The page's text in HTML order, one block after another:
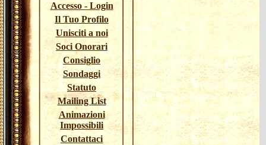
Accesso - Login
Il Tuo Profilo
Unisciti a noi
Soci Onorari
Consiglio
Sondaggi
Statuto
Mailing List
Animazioni
Impossibili
Contattaci